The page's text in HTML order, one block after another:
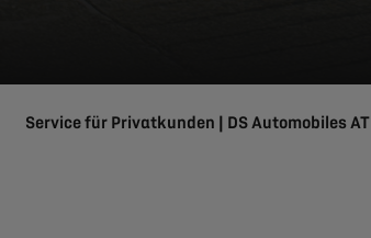
Service für Privatkunden | DS Automobiles AT